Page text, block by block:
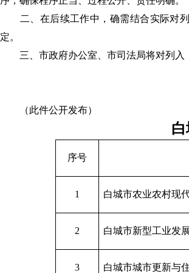
二、在后续工作中，确需结合实际对列
定。
三、市政府办公室、市司法局将对列入
（此件公开发布）
序号
1 白城市农业农村现
2 白城市新型工业发
3 白城市城市更新与